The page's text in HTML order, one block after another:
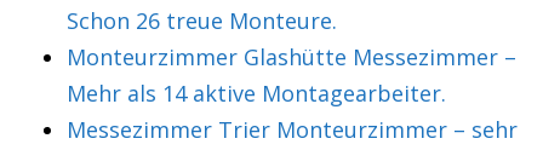
Schon 26 treue Monteure.
Monteurzimmer Glashütte Messezimmer –
Mehr als 14 aktive Montagearbeiter.
Messezimmer Trier Monteurzimmer – sehr